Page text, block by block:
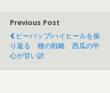
ウ
開
き
ま
Previous Post
ビーバップ!ハイヒールを振
り返る 種の戦略 西瓜の中
心が甘い訳